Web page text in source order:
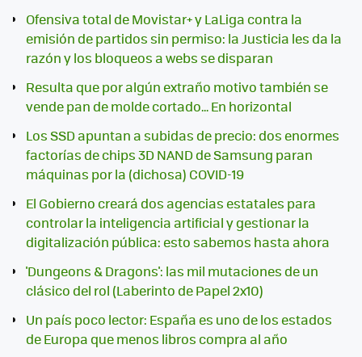
Ofensiva total de Movistar+ y LaLiga contra la
emisión de partidos sin permiso: la Justicia les da la
razón y los bloqueos a webs se disparan
Resulta que por algún extraño motivo también se
vende pan de molde cortado... En horizontal
Los SSD apuntan a subidas de precio: dos enormes
factorías de chips 3D NAND de Samsung paran
máquinas por la (dichosa) COVID-19
El Gobierno creará dos agencias estatales para
controlar la inteligencia artificial y gestionar la
digitalización pública: esto sabemos hasta ahora
'Dungeons & Dragons': las mil mutaciones de un
clásico del rol (Laberinto de Papel 2x10)
Un país poco lector: España es uno de los estados
de Europa que menos libros compra al año